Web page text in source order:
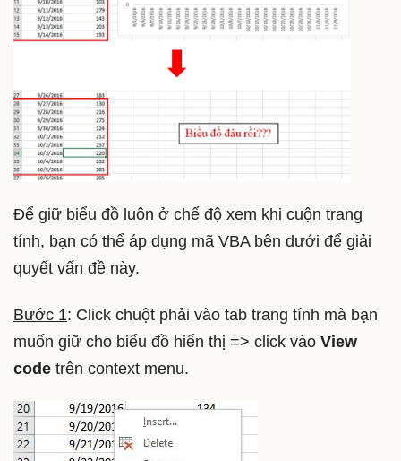
Để giữ biểu đồ luôn ở chế độ xem khi cuộn trang
tính, bạn có thể áp dụng mã VBA bên dưới để giải
quyết vấn đề này.
Bước 1: Click chuột phải vào tab trang tính mà bạn
muốn giữ cho biểu đồ hiển thị => click vào View
code trên context menu.